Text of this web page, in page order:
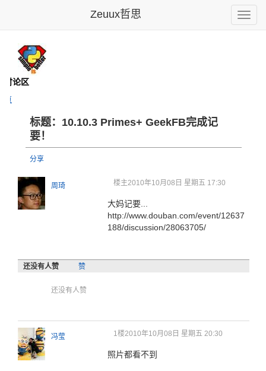
Toggle
Zeuux哲思
论区
页
标题：10.10.3 Primes+ GeekFB完成记
要！
分享
周琦 楼主2010年10月08日 星期五 17:30
大妈记要...
http://www.douban.com/event/12637
188/discussion/28063705/
还没有人赞 赞
还没有人赞
冯莹 1楼2010年10月08日 星期五 20:30
照片都看不到